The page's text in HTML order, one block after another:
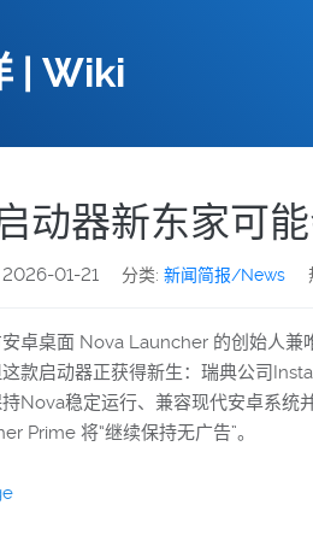
| Wiki
动器新东家可
01-21 分类:新闻简报/News
卓桌面 Nova Launcher 的创始人兼
款启动器正获得新生：瑞典公司
Nova稳定运行、兼容现代安卓系
Prime 将“继续保持无广告”。